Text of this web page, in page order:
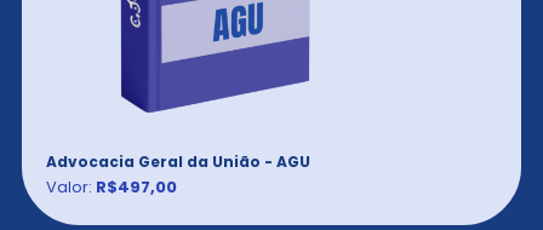
Advocacia Geral da União - AGU
Valor: R$497,00